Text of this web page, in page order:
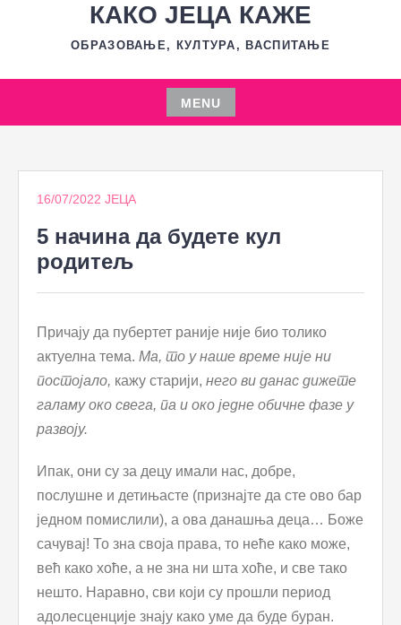
КАКО ЈЕЦА КАЖЕ
ОБРАЗОВАЊЕ, КУЛТУРА, ВАСПИТАЊЕ
MENU
Skip
content
16/07/2022 ЈЕЦА
5 начина да будете кул
родитељ
Причају да пубертет раније није био толико
актуелна тема. Ма, то у наше време није ни
постојало, кажу старији, него ви данас дижете
галаму око свега, па и око једне обичне фазе у
развоју.
Ипак, они су за децу имали нас, добре,
послушне и детињасте (признајте да сте ово бар
једном помислили), а ова данашња деца… Боже
сачувај! То зна своја права, то неће како може,
већ како хоће, а не зна ни шта хоће, и све тако
нешто. Наравно, сви који су прошли период
адолесценције знају како уме да буде буран.